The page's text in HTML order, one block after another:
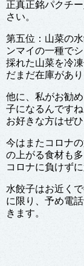
正真正銘パクチ
さい。
第五位：山菜の
ンマイの一種で
採れた山菜を冷
だまだ在庫があ
他に、私がお勧
子になるんです
お好きな方はぜ
今はまたコロナ
の上がる食材も
コロナに負けず
水餃子はお近く
に限り、予め電
きます。